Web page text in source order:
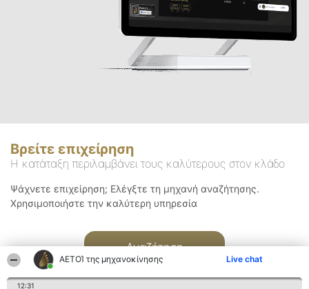
ΑΕΤΟΊ της μηχανοκίνησης Live chat
12:31
Βρείτε επιχείρηση
Η κατάταξη περιλαμβάνει τους καλύτερους στον κλάδο
Ψάχνετε επιχείρηση; Ελέγξτε τη μηχανή αναζήτησης.
Χρησιμοποιήστε την καλύτερη υπηρεσία
Αναζήτηση